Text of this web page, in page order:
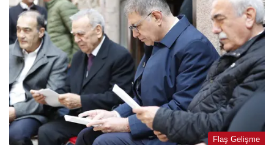
Flaş Gelişme